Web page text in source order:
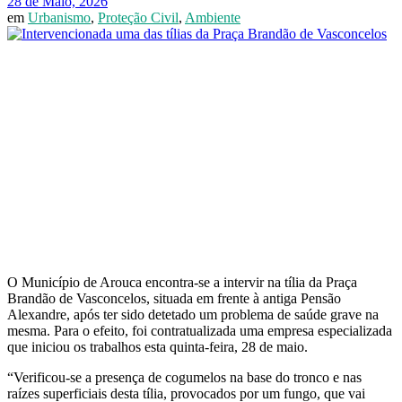
em Urbanismo, Proteção Civil, Ambiente
O Município de Arouca encontra-se a intervir na tília da Praça
Brandão de Vasconcelos, situada em frente à antiga Pensão
Alexandre, após ter sido detetado um problema de saúde grave na
mesma. Para o efeito, foi contratualizada uma empresa especializada
que iniciou os trabalhos esta quinta-feira, 28 de maio.
“Verificou-se a presença de cogumelos na base do tronco e nas
raízes superficiais desta tília, provocados por um fungo, que vai